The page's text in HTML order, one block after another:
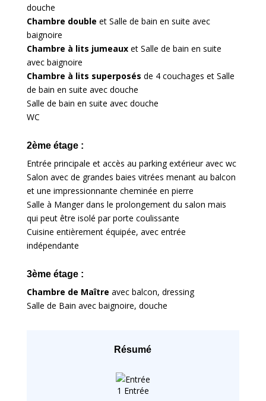
douche
Chambre double et Salle de bain en suite avec
baignoire
Chambre à lits jumeauxet Salle de bain en suite
avec baignoire
Chambre à lits superposés de 4 couchages et Salle
de bain en suite avec douche
Salle de bain en suite avec douche
WC
2ème étage :
Entrée principale et accès au parking extérieur avec wc
Salon avec de grandes baies vitrées menant au balcon
et une impressionnante cheminée en pierre
Salle à Manger dans le prolongement du salon mais
qui peut être isolé par porte coulissante
Cuisine entièrement équipée, avec entrée
indépendante
3ème étage :
Chambre de Maître avec balcon, dressing
Salle de Bain avec baignoire, douche
Résumé
1 Entrée